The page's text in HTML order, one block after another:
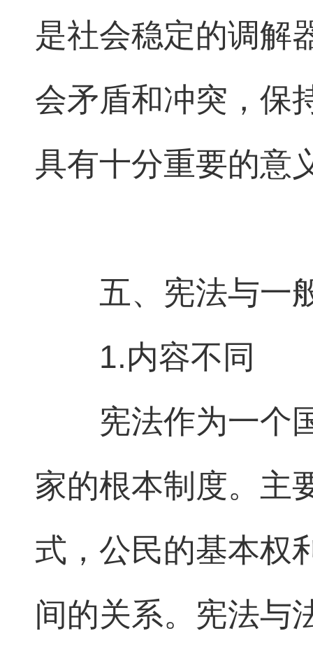
是社会稳定的调解
会矛盾和冲突，保
具有十分重要的意
五、宪法与一
1.内容不同
宪法作为一个
家的根本制度。主
式，公民的基本权
间的关系。宪法与